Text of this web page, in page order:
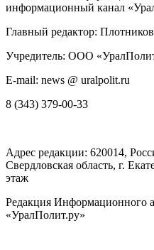
информационный канал
Главный редактор:
Учредитель: ООО
E-mail: news @ uralpolit.ru
8 (343) 379-00-33
Адрес редакции: 620014,
Свердловская область, г.
этаж
Редакция Информационного
«УралПолит.ру»